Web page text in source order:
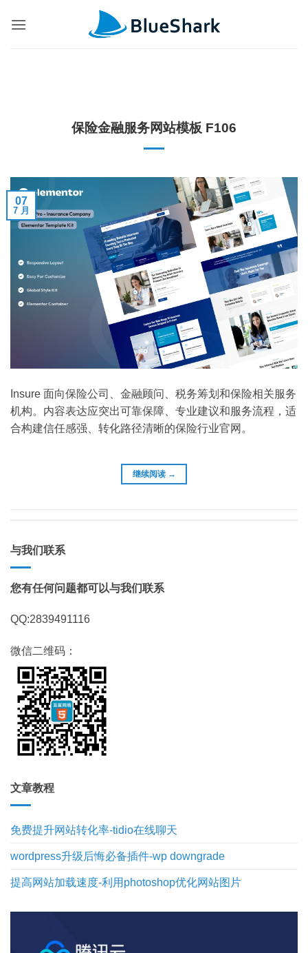
保险金融服务网站模板 F106
07
7 月
Insure 面向保险公司、金融顾问、税务筹划和保险相关服务
机构。内容表达应突出可靠保障、专业建议和服务流程，适
合构建信任感强、转化路径清晰的保险行业官网。
继续阅读 →
与我们联系
您有任何问题都可以与我们联系
QQ:2839491116
微信二维码：
文章教程
免费提升网站转化率-tidio在线聊天
wordpress升级后悔必备插件-wp downgrade
提高网站加载速度-利用photoshop优化网站图片